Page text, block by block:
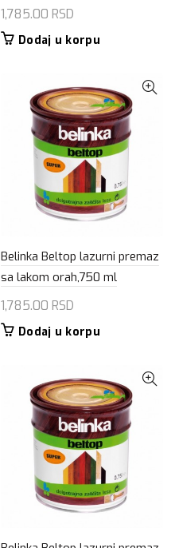
1,785.00 RSD
Dodaj u korpu
Belinka Beltop lazurni premaz
sa lakom orah,750 ml
1,785.00 RSD
Dodaj u korpu